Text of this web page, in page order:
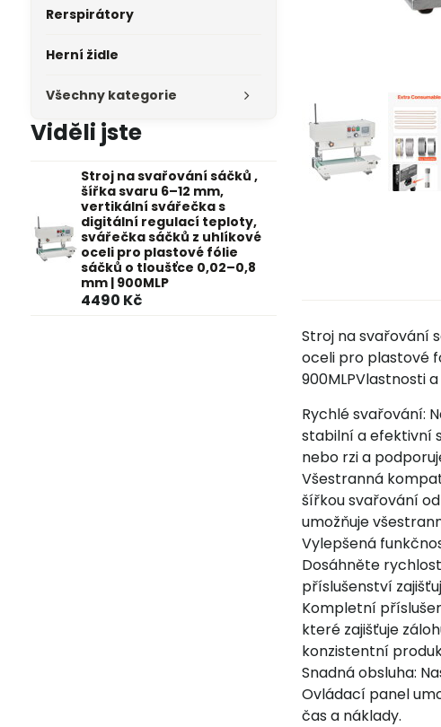
Stroj na svařování
oceli pro plastové
900MLPVlastnosti
Rychlé svařování:
stabilní a efektivní
nebo rzi a
Všestranná
šířkou svařování
umožňuje
Vylepšená
Dosáhněte
příslušenství
Kompletní
které zajišťuje
konzistentní
Snadná obsluha:
Ovládací panel
čas a náklady.
Rerspirátory
Herní židle
Všechny kategorie
Viděli jste
Stroj na svařování sáčků ,
šířka svaru 6–12 mm,
vertikální svářečka s
digitální regulací teploty,
svářečka sáčků z uhlíkové
oceli pro plastové fólie
sáčků o tloušťce 0,02–0,8
mm | 900MLP
4490 Kč